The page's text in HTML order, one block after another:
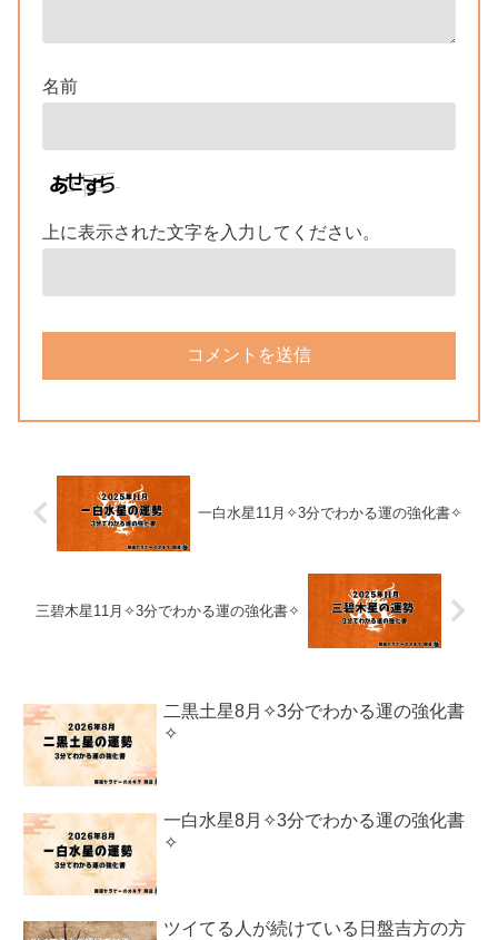
名前
上に表示された文字を入力してください。
一白水星11月✧3分でわかる運の強化書✧
三碧木星11月✧3分でわかる運の強化書✧
二黒土星8月✧3分でわかる運の強化書
✧
一白水星8月✧3分でわかる運の強化書
✧
ツイてる人が続けている日盤吉方の方